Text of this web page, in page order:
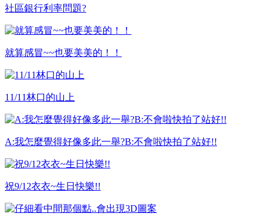
社區銀行利率問題?
就算感冒~~也要美美的！！
11/11林口的山上
A:我怎麼覺得好像多此一舉?B:不會啦快拍了站好!!
祝9/12衣衣~生日快樂!!